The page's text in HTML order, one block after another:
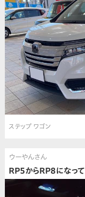
ステップ ワゴン
ウーやんさん
RP5からRP8になって